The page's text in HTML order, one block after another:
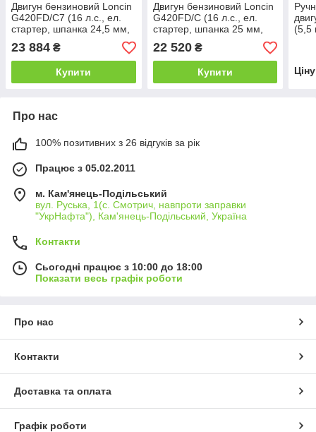
Двигун бензиновий Loncin
G420FD/С7 (16 л.с., ел.
стартер, шпанка 24,5 мм,
євро 5)
23 884 ₴
Купити
Двигун бензиновий Loncin
G420FD/С (16 л.с., ел.
стартер, шпанка 25 мм,
L=88,4мм, євро 5)
22 520₴
Купити
(5,5
Про нас
100% позитивних з 26 відгуків за рік
Працює з 05.02.2011
м. Кам'янець-Подільський
вул. Руська, 1(с. Смотрич, навпроти заправки
"УкрНафта"), Кам'янець-Подільський, Україна
Контакти
Сьогодні працює з 10:00 до 18:00
Показати весь графік роботи
Про нас
Контакти
Доставка та оплата
Графік роботи